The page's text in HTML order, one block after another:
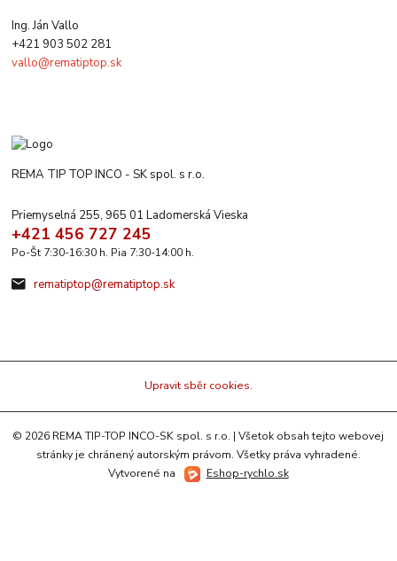
Ing. Ján Vallo
+421 903 502 281
vallo@rematiptop.sk
REMA TIP TOP INCO - SK spol. s r.o.
Priemyselná 255, 965 01 Ladomerská Vieska
+421 456 727 245
Po-Št 7:30-16:30 h. Pia 7:30-14:00 h.
rematiptop@rematiptop.sk
Upravit sběr cookies.
© 2026 REMA TIP-TOP INCO-SK spol. s r.o. | Všetok obsah tejto webovej
stránky je chránený autorským právom. Všetky práva vyhradené.
Vytvorené na
Eshop-rychlo.sk